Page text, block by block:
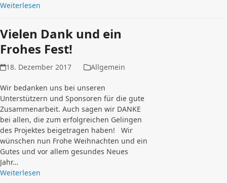
Weiterlesen
Vielen Dank und ein
Frohes Fest!
18. Dezember 2017 Allgemein
Wir bedanken uns bei unseren
Unterstützern und Sponsoren für die gute
Zusammenarbeit. Auch sagen wir DANKE
bei allen, die zum erfolgreichen Gelingen
des Projektes beigetragen haben! Wir
wünschen nun Frohe Weihnachten und ein
Gutes und vor allem gesundes Neues
Jahr…
Weiterlesen